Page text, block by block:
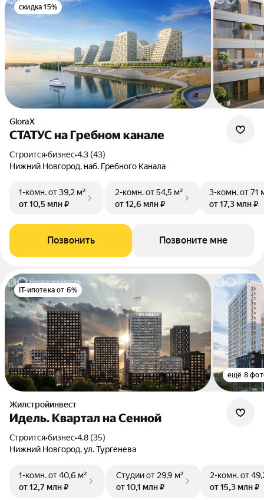
скидка 15%
GloraX
СТАТУС на Гребном канале
Строится•бизнес•4.3 (43)
Нижний Новгород, наб. Гребного Канала
1-комн.от 39,2 м²
от 10,5 млн ₽
2-комн.от 54,5 м²
от 12,6 млн ₽
3-комн.от 71
от 17,3 млн ₽
Позвонить Позвоните мне
IT-ипотека от 6%
ещё 8
Жилстройинвест
Идель. Квартал на Сенной
Строится•бизнес•4.8 (35)
Нижний Новгород, ул. Тургенева
1-комн.от 40,6 м²
от 12,7 млн ₽
Студииот 29,9 м²
от 10,1 млн ₽
2-комн.от
от 15,3 млн ₽